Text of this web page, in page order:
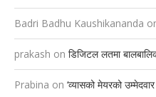
Badri Badhu Kaushikananda
prakash on डिजिटल लतमा
Prabina on ‘व्यासको मेयरको